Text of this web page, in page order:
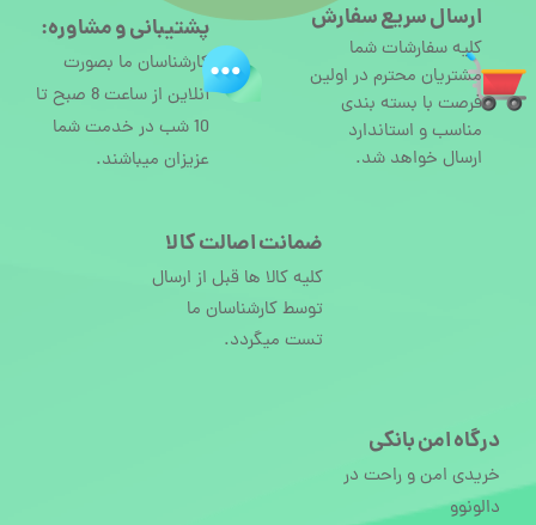
ارسال سریع سفارش
کلیه سفارشات شما
مشتریان محترم در اولین
فرصت با بسته بندی
مناسب و استاندارد
ارسال خواهد شد.
درگاه امن بانکی
خریدی امن و راحت در
دالونوو
پشتیبانی و مشاوره:
کارشناسان ما بصورت
آنلاین از ساعت 8 صبح تا
10 شب در خدمت شما
عزیزان میباشند.
ضمانت اصالت کالا
کلیه کالا ها قبل از ارسال
توسط کارشناسان ما
تست میگردد.